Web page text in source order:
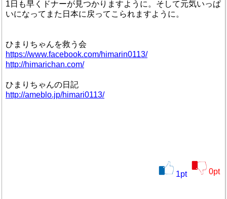
1日も早くドナーが見つかりますように。そして元気いっぱ
いになってまた日本に戻ってこられますように。
ひまりちゃんを救う会
https://www.facebook.com/himarin0113/
http://himarichan.com/
ひまりちゃんの日記
http://ameblo.jp/himari0113/
1pt 0pt